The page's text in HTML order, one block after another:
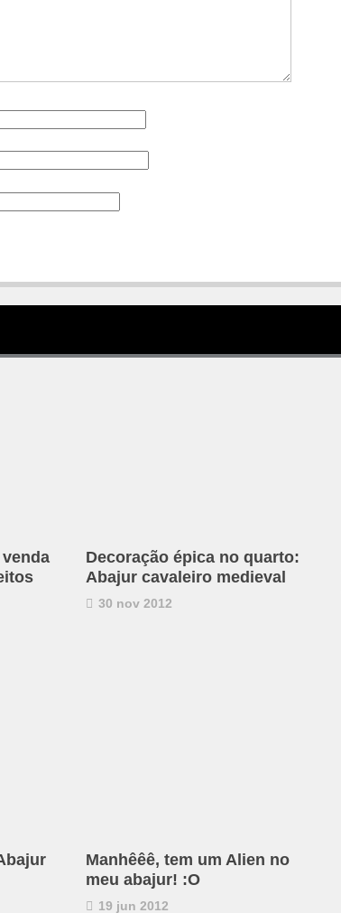
Decoração épica no quarto:
Abajur cavaleiro medieval
30 nov 2012
Manhêêê, tem um Alien no
meu abajur! :O
19 jun 2012